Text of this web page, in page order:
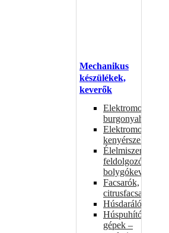
Mechanikus
készülékek,
keverők
Elektromos
burgonyahámozók
Elektromos
kenyérszeletelők
Élelmiszer-
feldolgozók –
bolygókeverők
Facsarók,
citrusfacsarók
Húsdarálók
Húspuhító
gépek –